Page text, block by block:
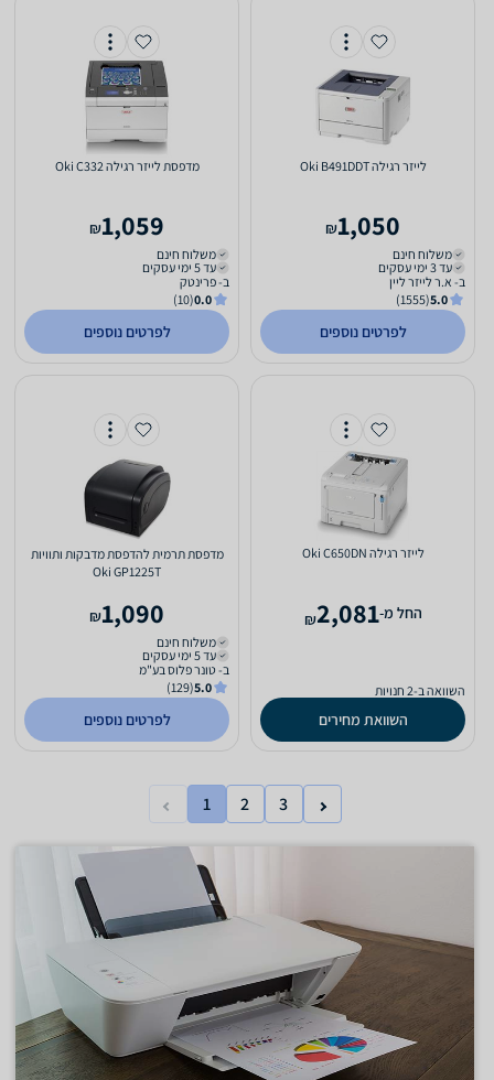
‏לייזר ‏רגילה Oki B491DDT
1,050
₪
משלוח חינם
עד 3 ימי עסקים
ב- א.ר לייזר ליין
5.0
(1555)
לפרטים נוספים
‏מדפסת לייזר ‏רגילה Oki C332
1,059
₪
משלוח חינם
עד 5 ימי עסקים
ב- פרינטק
0.0
(10)
לפרטים נוספים
‏לייזר ‏רגילה Oki C650DN
‫החל מ-2,081
₪
השוואה ב-2 חנויות
השוואת מחירים
‏מדפסת תרמית ‏להדפסת מדבקות ותוויות
Oki GP1225T
1,090
₪
משלוח חינם
עד 5 ימי עסקים
ב- טונר פלוס בע"מ
5.0
(129)
לפרטים נוספים
1 2 3